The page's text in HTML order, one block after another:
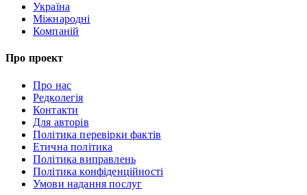
Україна
Міжнародні
Компаній
Про проект
Про нас
Редколегія
Контакти
Для авторів
Політика перевірки фактів
Етична політика
Політика виправлень
Політика конфіденційності
Умови надання послуг